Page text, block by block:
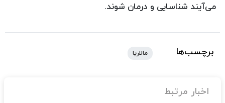
می‌آیند شناسایی و درمان شوند.
برچسب‌ها مالاریا
اخبار مرتبط